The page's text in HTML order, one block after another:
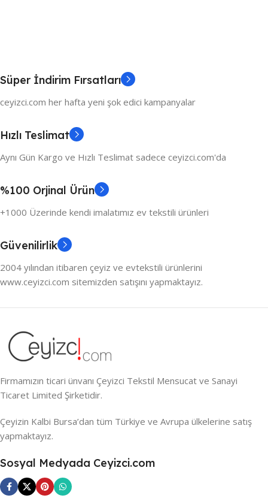
Süper İndirim Fırsatları
ceyizci.com her hafta yeni şok edici kampanyalar
Hızlı Teslimat
Aynı Gün Kargo ve Hızlı Teslimat sadece ceyizci.com'da
%100 Orjinal Ürün
+1000 Üzerinde kendi imalatımız ev tekstili ürünleri
Güvenilirlik
2004 yılından itibaren çeyiz ve evtekstili ürünlerini
www.ceyizci.com sitemizden satışını yapmaktayız.
Firmamızın ticari ünvanı Çeyizci Tekstil Mensucat ve Sanayi
Ticaret Limited Şirketidir.
Çeyizin Kalbi Bursa’dan tüm Türkiye ve Avrupa ülkelerine satış
yapmaktayız.
Sosyal Medyada Ceyizci.com